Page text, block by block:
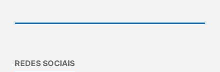
REDES SOCIAIS